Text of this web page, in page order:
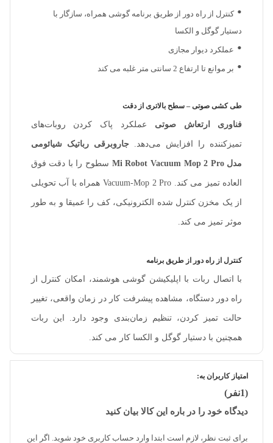
کنترل از راه دور از طریق برنامه گوشی همراه، سازگار با
دستیار گوگل و الکسا
عملکرد دیوار مجازی
بر موانع تا ارتفاع 2 سانتی متر غلبه می کند
طی کشی صوتی – سطح بالاتری از دقت
فناوری ارتعاش صوتی عملکرد پاک کردن روبات‌های
تمیزکننده را افزایش می‌دهد.جاروبرقی رباتیک شیائومی
مدل Mi Robot Vacuum Mop 2 Pro سطوح را با دقت فوق
العاده تمیز می کند. Vacuum-Mop 2 Pro همراه با آب تحویلی
از یک مخزن کنترل شده الکترونیکی، کف را عمیقا و به طور
موثر تمیز می کند.
کنترل از راه دور از طریق برنامه
با اتصال ربات با اپلیکیشن گوشی هوشمند، امکان کنترل از
راه دور دستگاه، مشاهده پیشرفت کار در زمان واقعی، تغییر
حالت تمیز کردن، تنظیم زمان‌بندی وجود دارد. این ربات
همچنین با دستیار گوگل و الکسا کار می کند.
امتیاز کاربران به:
(1نفر)
دیدگاه خود را در باره این کالا بیان کنید
برای ثبت نظر، لازم است ابتدا وارد حساب کاربری خود شوید. اگر این